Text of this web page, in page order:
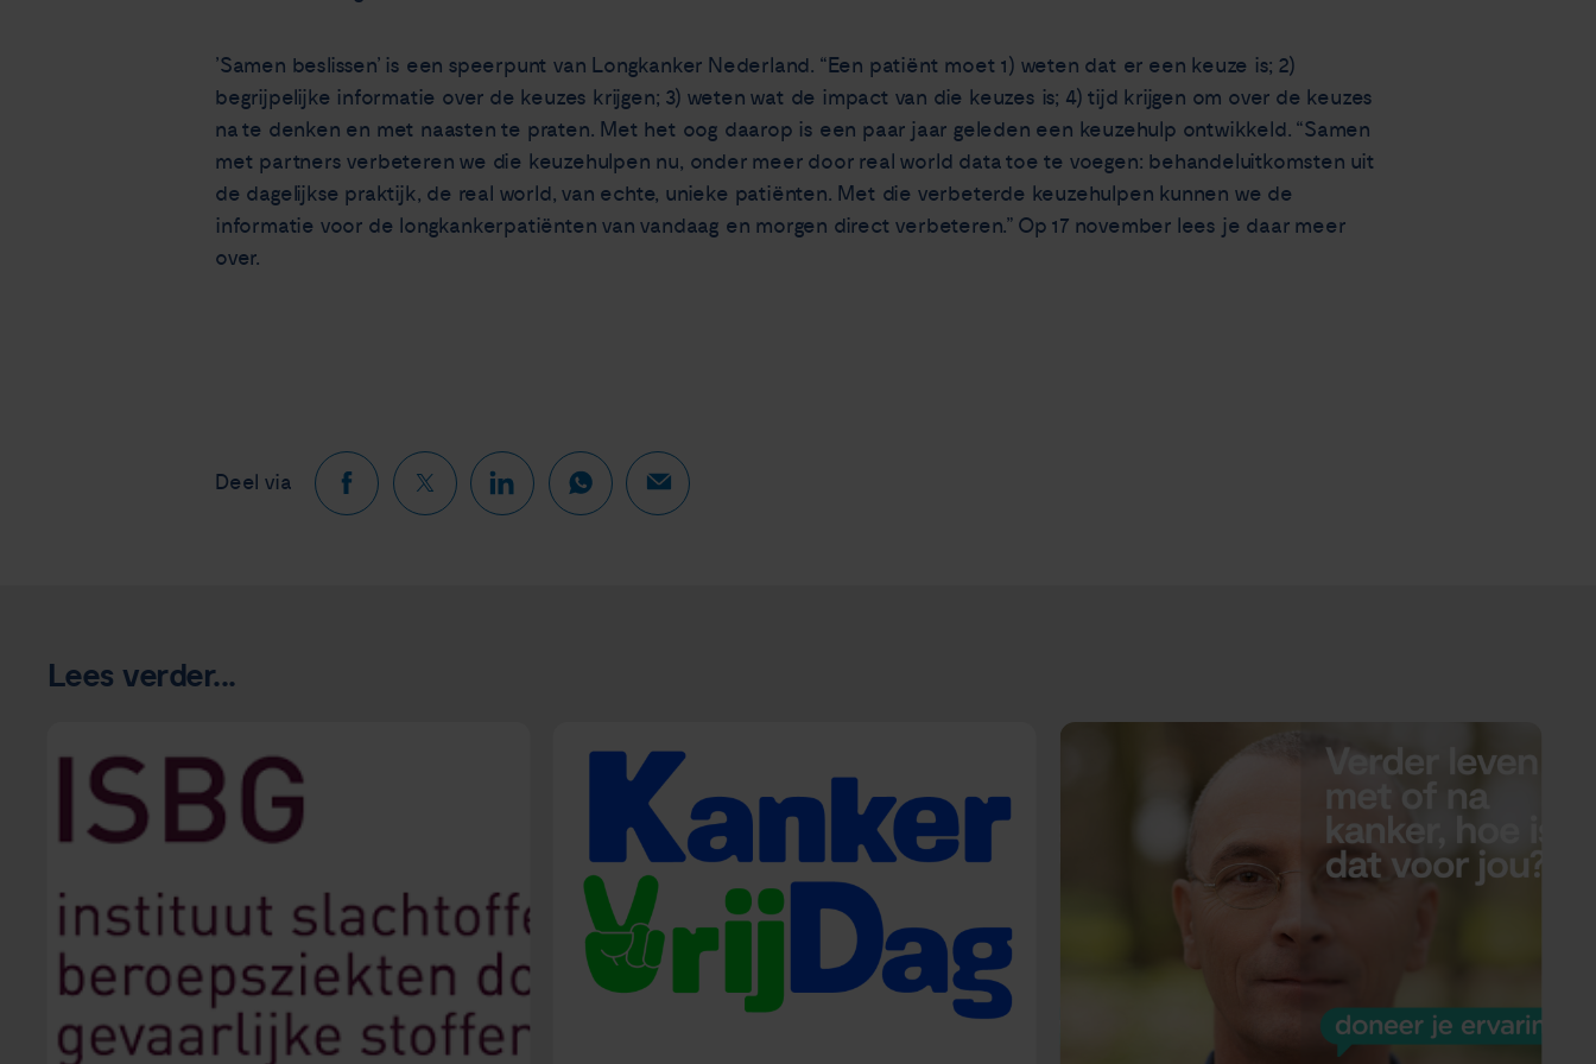
’Samen beslissen’ is een speerpunt van Longkanker Nederland. “Een patiënt moet 1) weten dat er een keuze is; 2)
begrijpelijke informatie over de keuzes krijgen; 3) weten wat de impact van die keuzes is; 4) tijd krijgen om over de keuzes
na te denken en met naasten te praten. Met het oog daarop is een paar jaar geleden een keuzehulp ontwikkeld. “Samen
met partners verbeteren we die keuzehulpen nu, onder meer door real world data toe te voegen: behandeluitkomsten uit
de dagelijkse praktijk, de real world, van echte, unieke patiënten. Met die verbeterde keuzehulpen kunnen we de
informatie voor de longkankerpatiënten van vandaag en morgen direct verbeteren.” Op 17 november lees je daar meer
over.
Deel via
Lees verder...